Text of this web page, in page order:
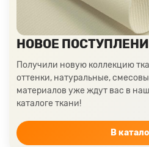
Цвет ткани мятный
Ткани
Ткани лимонного цвета
Ткани красного цвета разных
Изумрудный цвет ткани
Ткани
Ткани желтого цвета
Ткани
Цвет ткани бежевый
НОВОЕ
Получили новую коллекцию
оттенки, натуральные,
материалов уже ждут вас в
каталоге ткани!
В